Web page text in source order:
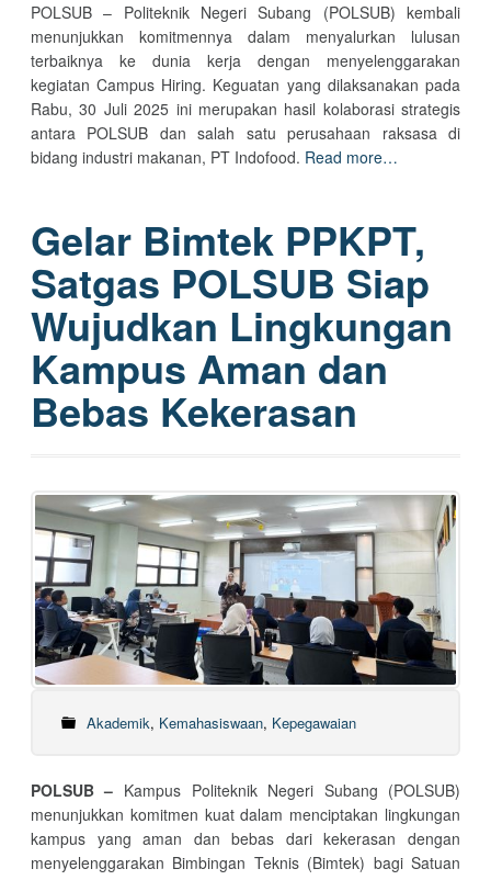
POLSUB – Politeknik Negeri Subang (POLSUB) kembali
menunjukkan komitmennya dalam menyalurkan lulusan
terbaiknya ke dunia kerja dengan menyelenggarakan
kegiatan Campus Hiring. Keguatan yang dilaksanakan pada
Rabu, 30 Juli 2025 ini merupakan hasil kolaborasi strategis
antara POLSUB dan salah satu perusahaan raksasa di
bidang industri makanan, PT Indofood. Read more…
Gelar Bimtek PPKPT,
Satgas POLSUB Siap
Wujudkan Lingkungan
Kampus Aman dan
Bebas Kekerasan
Akademik, Kemahasiswaan, Kepegawaian
POLSUB – Kampus Politeknik Negeri Subang (POLSUB)
menunjukkan komitmen kuat dalam menciptakan lingkungan
kampus yang aman dan bebas dari kekerasan dengan
menyelenggarakan Bimbingan Teknis (Bimtek) bagi Satuan